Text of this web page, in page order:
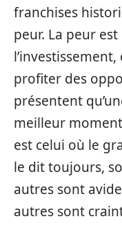
franchises
peur. La peur est
profiter des
présentent
meilleur
est celui où le
le dit toujours,
autres sont
autres sont